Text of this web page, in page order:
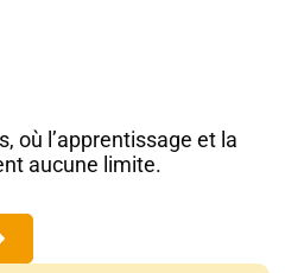
où l’apprentissage et la
aucune limite.